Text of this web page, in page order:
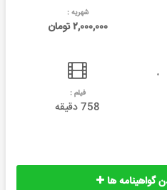
شهریه :
۲,۰۰۰,۰۰۰ تومان
فیلم :
758 دقیقه
گواهینامه ها